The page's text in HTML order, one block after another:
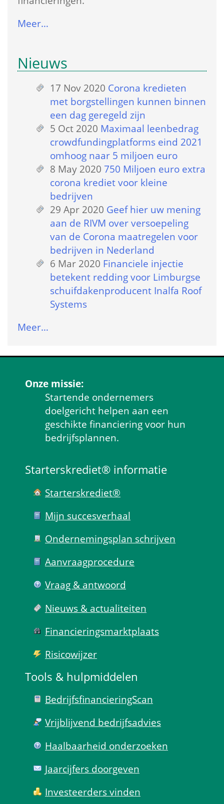
Meer…
Nieuws
17 Nov 2020 Corona kredieten
met borgstellingen kunnen binnen
een dag geregeld zijn
5 Oct 2020 Maximaal leenbedrag
crowdfundingplatforms eind 2021
omhoog naar 5 miljoen euro
8 May 2020 750 Miljoen euro extra
corona krediet voor kleine
bedrijven
29 Apr 2020 Geef hier uw mening
aan de RIVM over versoepeling
van de Corona maatregelen voor
bedrijven in Nederland
6 Mar 2020 Financiele injectie
betekent redding voor Limburgse
schuifdakenproducent Inalfa Roof
Systems
Meer…
Onze missie:
Startende ondernemers
doelgericht helpen aan een
geschikte financiering voor hun
bedrijfsplannen.
Starterskrediet® informatie
Starterskrediet®
Mijn succes­verhaal
Ondernemings­plan schrijven
Aanvraag­procedure
Vraag & antwoord
Nieuws & actualiteiten
Financierings­markt­plaats
Risico­wijzer
Tools & hulp­middelen
Bedrijfsfinanciering­Scan
Vrijblijvend bedrijfs­advies
Haal­baar­heid onder­zoeken
Jaarcijfers doorgeven
Investeerders vinden